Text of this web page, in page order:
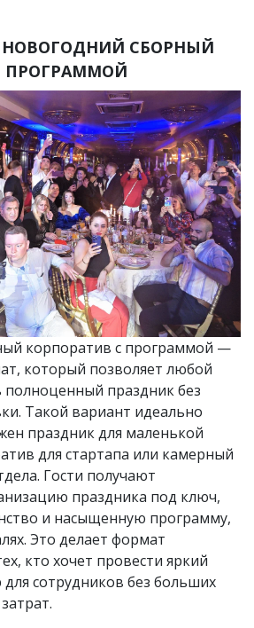
НОВОГОДНИЙ СБОРНЫЙ
ПРОГРАММОЙ
корпоратив с программой —
который позволяет любой
полноценный праздник без
Такой вариант идеально
праздник для маленькой
для стартапа или камерный
Гости получают
праздника под ключ,
и насыщенную программу,
Это делает формат
кто хочет провести яркий
сотрудников без больших